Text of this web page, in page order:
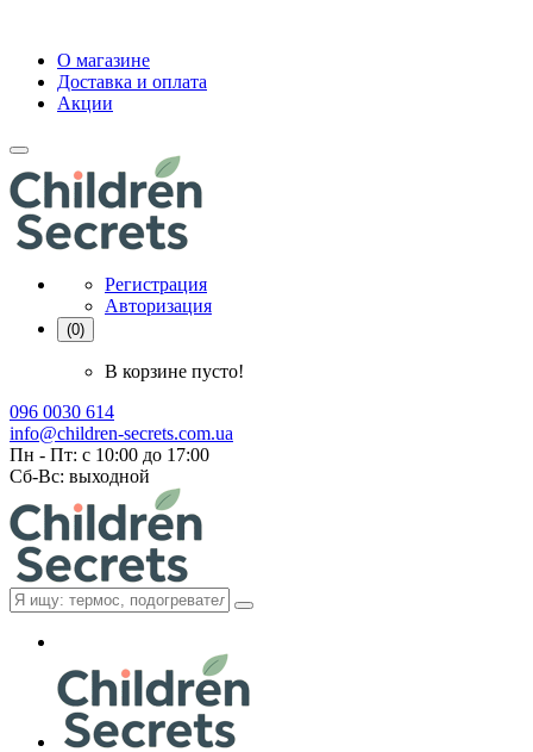
О магазине
Доставка и оплата
Акции
Регистрация
Авторизация
(0)
В корзине пусто!
096 0030 614
info@children-secrets.com.ua
Пн - Пт: с 10:00 до 17:00
Сб-Вс: выходной